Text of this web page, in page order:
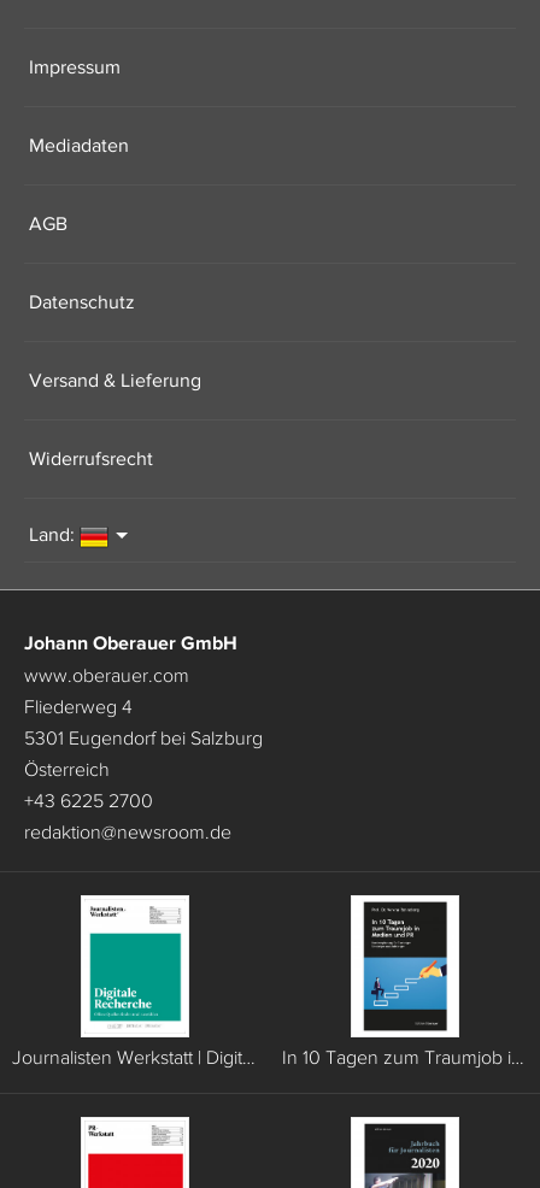
Impressum
Mediadaten
AGB
Datenschutz
Versand & Lieferung
Widerrufsrecht
Land:
Johann Oberauer GmbH
www.oberauer.com
Fliederweg 4
5301 Eugendorf bei Salzburg
Österreich
+43 6225 2700
redaktion@newsroom.de
Journalisten Werkstatt | Digitale Recherche In 10 Tagen zum Traumjob in Medien und PR